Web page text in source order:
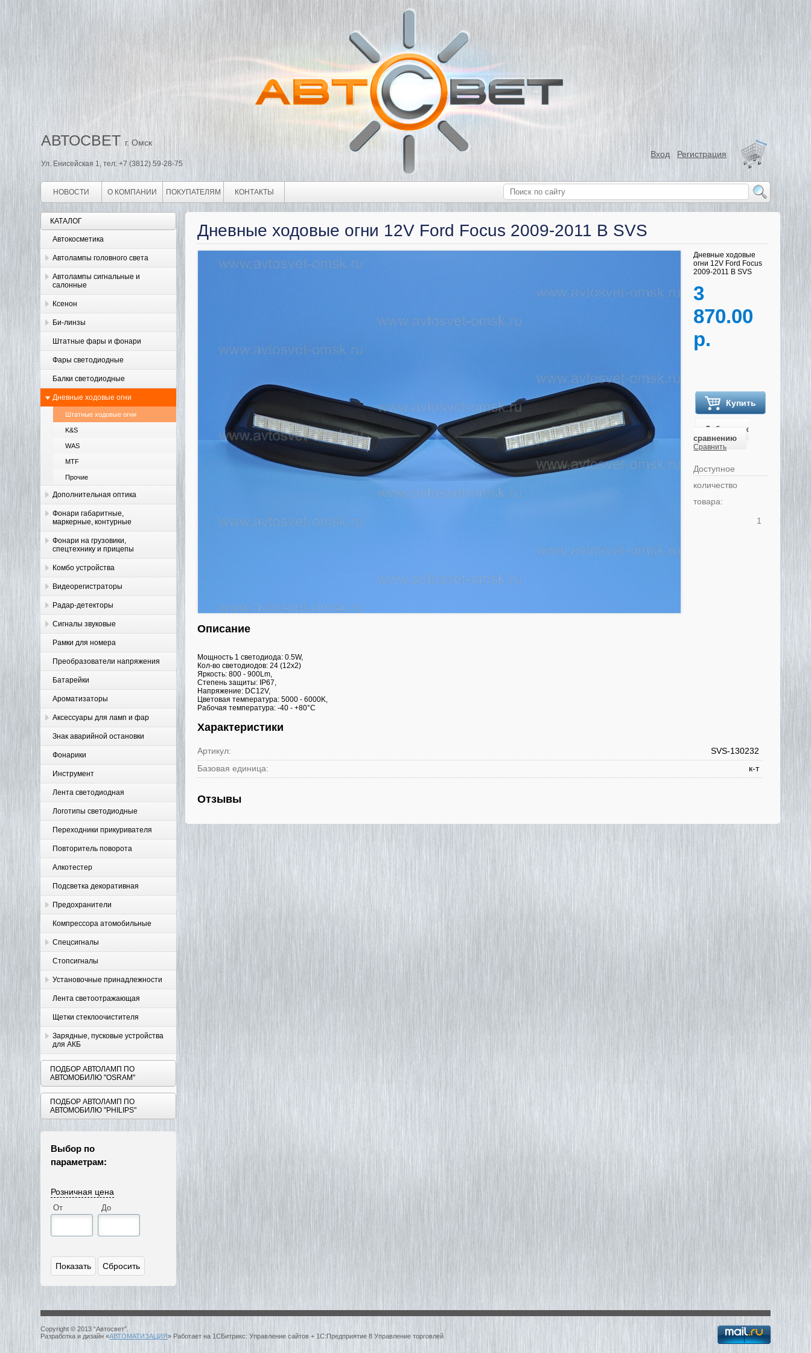
АВТОСВЕТ г. Омск
Ул. Енисейская 1, тел: +7 (3812) 59-28-75
Вход Регистрация
НОВОСТИ О КОМПАНИИ ПОКУПАТЕЛЯМ КОНТАКТЫ
КАТАЛОГ
Автокосметика
Автолампы головного света
Автолампы сигнальные и
салонные
Ксенон
Би-линзы
Штатные фары и фонари
Фары светодиодные
Балки светодиодные
Дневные ходовые огни
Штатные ходовые огни
K&S
WAS
MTF
Прочие
Дополнительная оптика
Фонари габаритные,
маркерные, контурные
Фонари на грузовики,
спецтехнику и прицепы
Комбо устройства
Видеорегистраторы
Радар-детекторы
Сигналы звуковые
Рамки для номера
Преобразователи напряжения
Батарейки
Ароматизаторы
Аксессуары для ламп и фар
Знак аварийной остановки
Фонарики
Инструмент
Лента светодиодная
Логотипы светодиодные
Переходники прикуривателя
Повторитель поворота
Алкотестер
Подсветка декоративная
Предохранители
Компрессора атомобильные
Спецсигналы
Стопсигналы
Установочные принадлежности
Лента светоотражающая
Щетки стеклоочистителя
Зарядные, пусковые устройства
для АКБ
ПОДБОР АВТОЛАМП ПО
АВТОМОБИЛЮ "OSRAM"
ПОДБОР АВТОЛАМП ПО
АВТОМОБИЛЮ "PHILIPS"
Выбор по
параметрам:
Розничная цена
От До
Дневные ходовые огни 12V Ford Focus 2009-2011 B SVS
Дневные ходовые
огни 12V Ford Focus
2009-2011 B SVS
3
870.00
р.
Купить
Добавить к
сравнению
Сравнить
Доступное
количество
товара:
1
Описание
Мощность 1 светодиода: 0.5W,
Кол-во светодиодов: 24 (12х2)
Яркость: 800 - 900Lm,
Степень защиты: IP67,
Напряжение: DC12V,
Цветовая температура: 5000 - 6000K,
Рабочая температура: -40 - +80°С
Характеристики
Артикул:
SVS-130232
Базовая единица:
к-т
Отзывы
Copyright © 2013 “Автосвет”.
Разработка и дизайн «АВТОМАТИЗАЦИЯ» Работает на 1СБитрикс: Управление сайтов + 1С:Предприятие 8 Управление торговлей